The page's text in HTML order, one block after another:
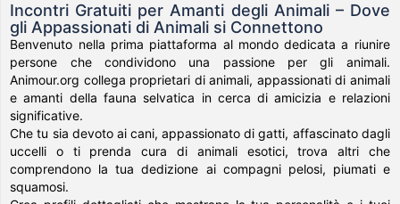
Incontri Gratuiti per Amanti degli Animali – Dove
gli Appassionati di Animali si Connettono
Benvenuto nella prima piattaforma al mondo dedicata a riunire
persone che condividono una passione per gli animali.
Animour.org collega proprietari di animali, appassionati di animali
e amanti della fauna selvatica in cerca di amicizia e relazioni
significative.
Che tu sia devoto ai cani, appassionato di gatti, affascinato dagli
uccelli o ti prenda cura di animali esotici, trova altri che
comprendono la tua dedizione ai compagni pelosi, piumati e
squamosi.